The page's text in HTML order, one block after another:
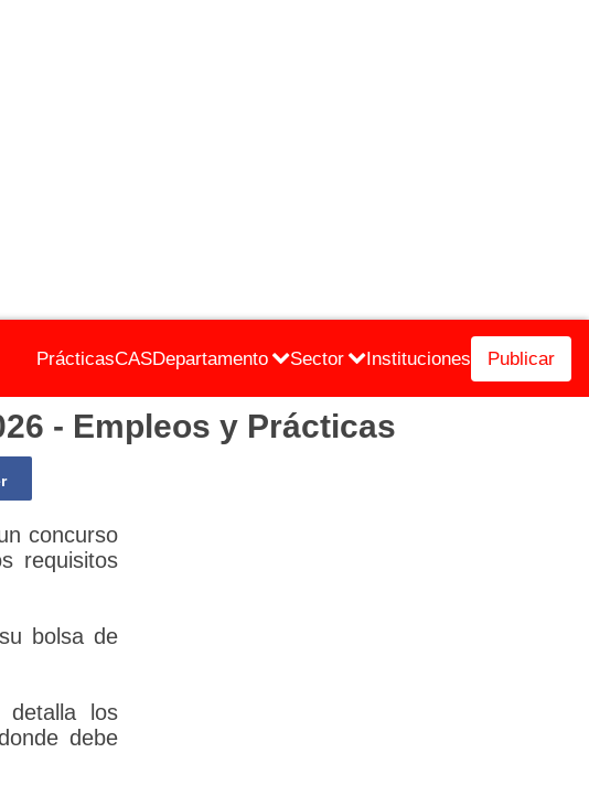
PrácticasCASDepartamento Sector Instituciones Publicar
- Empleos y Prácticas
concurso
requisitos
bolsa de
detalla los
debe